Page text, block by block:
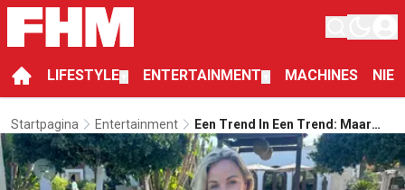
LIFESTYLE ENTERTAINMENT MACHINES
Startpagina Entertainment
Een Trend In Een Trend: Maar
Wat Is Hotwifing?